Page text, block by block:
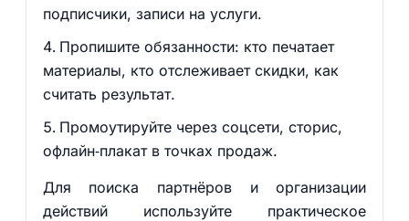
подписчики, записи на услуги.
Пропишите обязанности: кто печатает
материалы, кто отслеживает скидки, как
считать результат.
Промоутируйте через соцсети, сторис,
офлайн‑плакат в точках продаж.
Для поиска партнёров и организации
действий используйте практическое